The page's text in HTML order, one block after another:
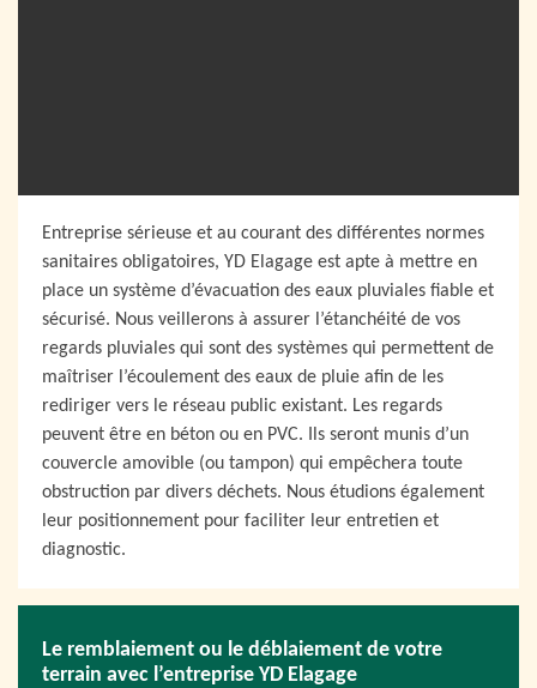
Entreprise sérieuse et au courant des différentes normes
sanitaires obligatoires, YD Elagage est apte à mettre en
place un système d’évacuation des eaux pluviales fiable et
sécurisé. Nous veillerons à assurer l’étanchéité de vos
regards pluviales qui sont des systèmes qui permettent de
maîtriser l’écoulement des eaux de pluie afin de les
rediriger vers le réseau public existant. Les regards
peuvent être en béton ou en PVC. Ils seront munis d’un
couvercle amovible (ou tampon) qui empêchera toute
obstruction par divers déchets. Nous étudions également
leur positionnement pour faciliter leur entretien et
diagnostic.
Le remblaiement ou le déblaiement de votre
terrain avec l’entreprise YD Elagage